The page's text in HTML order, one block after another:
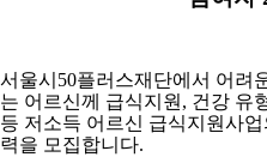
서울시 50플러스재단에서 어려
는 어르신께 급식지원 , 건강 유
등 저소득 어르신 급식지원사
력을 모집합니다.